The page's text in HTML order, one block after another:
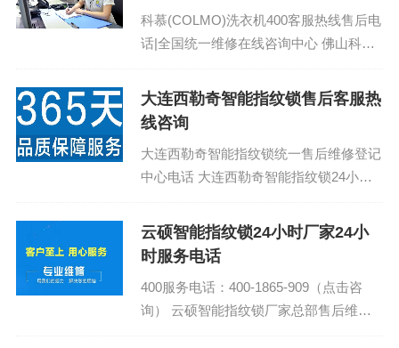
科慕(COLMO)洗衣机400客服热线售后电
话|全国统一维修在线咨询中心 佛山科慕
全市网点：400-1865-909 ...
大连西勒奇智能指纹锁售后客服热
线咨询
大连西勒奇智能指纹锁统一售后维修登记
中心电话 大连西勒奇智能指纹锁24小时
智能指纹锁售...
云硕智能指纹锁24小时厂家24小
时服务电话
400服务电话：400-1865-909（点击咨
询） 云硕智能指纹锁厂家总部售后维修